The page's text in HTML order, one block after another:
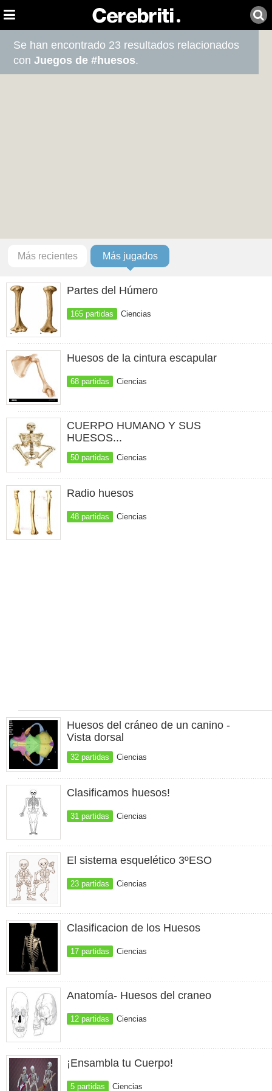
Se han encontrado 23 resultados relacionados
conJuegos de #huesos.
Más recientes Más jugados
Partes del Húmero
165 partidas Ciencias
Huesos de la cintura escapular
68 partidas Ciencias
CUERPO HUMANO Y SUS
HUESOS...
50 partidas Ciencias
Radio huesos
48 partidas Ciencias
Huesos del cráneo de un canino -
Vista dorsal
32 partidas Ciencias
Clasificamos huesos!
31 partidas Ciencias
El sistema esquelético 3ºESO
23 partidas Ciencias
Clasificacion de los Huesos
17 partidas Ciencias
Anatomía- Huesos del craneo
12 partidas Ciencias
¡Ensambla tu Cuerpo!
5 partidas Ciencias